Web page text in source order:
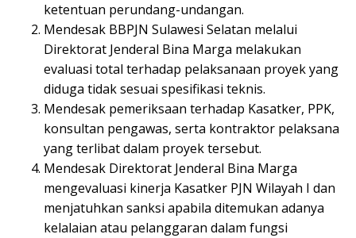
ketentuan perundang-undangan.
Mendesak BBPJN Sulawesi Selatan melalui
Direktorat Jenderal Bina Marga melakukan
evaluasi total terhadap pelaksanaan proyek yang
diduga tidak sesuai spesifikasi teknis.
Mendesak pemeriksaan terhadap Kasatker, PPK,
konsultan pengawas, serta kontraktor pelaksana
yang terlibat dalam proyek tersebut.
Mendesak Direktorat Jenderal Bina Marga
mengevaluasi kinerja Kasatker PJN Wilayah I dan
menjatuhkan sanksi apabila ditemukan adanya
kelalaian atau pelanggaran dalam fungsi